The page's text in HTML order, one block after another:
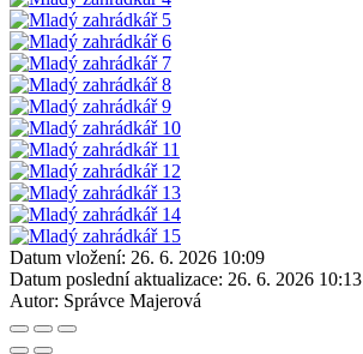
Datum vložení: 26. 6. 2026 10:09
Datum poslední aktualizace: 26. 6. 2026 10:13
Autor: Správce Majerová